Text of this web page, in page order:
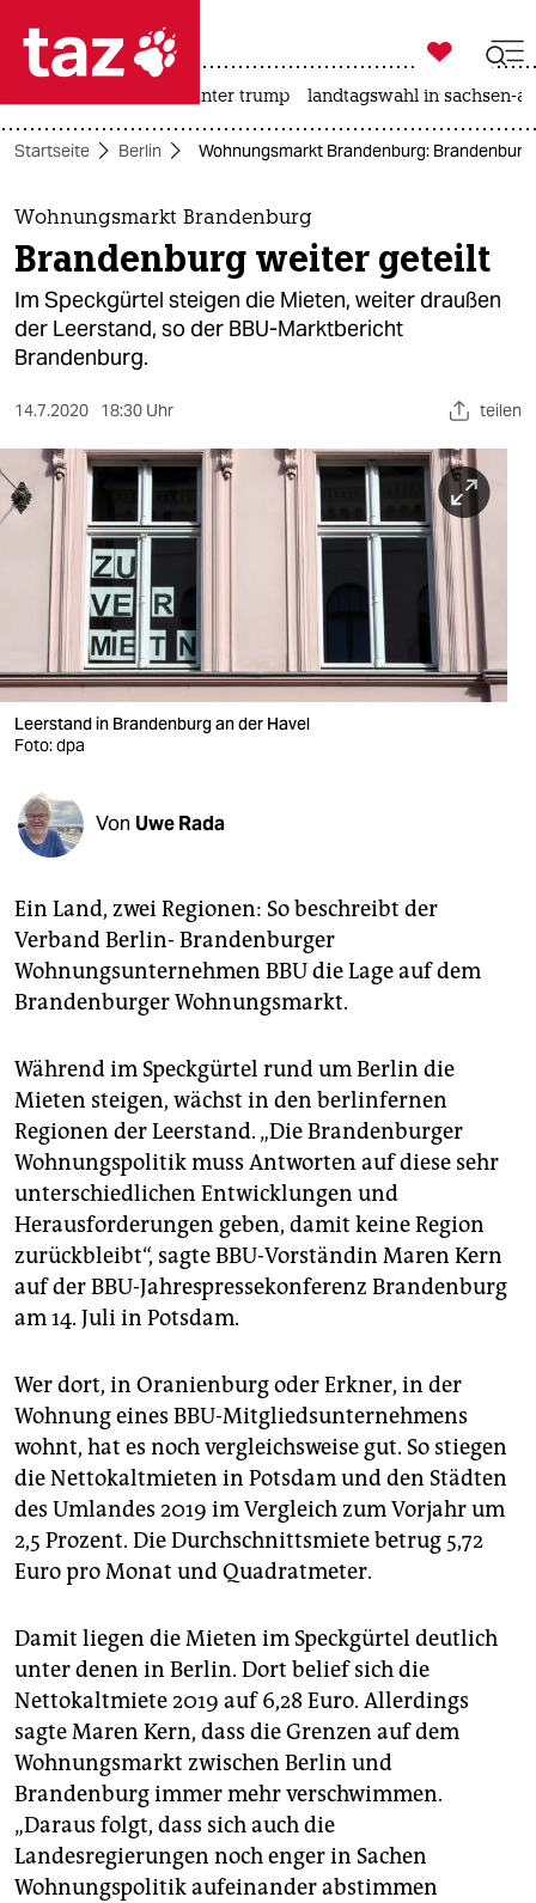
 taz zahl ich
taz zahl ich
themen
politik
öko
gesellschaft
sport
berlin
nord
wahrheit
verlag
verlag
veranstaltungen
shop
unterstützen
abo
epaper login

taz zahl ich
usa unter trump landtagswahl in sachsen-
Startseite Berlin Wohnungsmarkt Brandenburg:
Wohnungsmarkt Brandenburg
Brandenburg weiter geteilt
Im Speckgürtel steigen die Mieten, weiter draußen
der Leerstand, so der BBU-Marktbericht
Brandenburg.
14.7.2020 18:30 Uhr teilen
Leerstand in Brandenburg an der Havel
Foto: dpa
Von Uwe Rada
Ein Land, zwei Regionen: So beschreibt der
Verband Berlin- Brandenburger
Wohnungsunternehmen BBU die Lage auf dem
Brandenburger Wohnungsmarkt.
Während im Speckgürtel rund um Berlin die
Mieten steigen, wächst in den berlinfernen
Regionen der Leerstand. „Die Brandenburger
Wohnungspolitik muss Antworten auf diese sehr
unterschiedlichen Entwicklungen und
Herausforderungen geben, damit keine Region
zurückbleibt“, sagte BBU-Vorständin Maren Kern
auf der BBU-Jahrespressekonferenz Brandenburg
am 14. Juli in Potsdam.
Wer dort, in Oranienburg oder Erkner, in der
Wohnung eines BBU-Mitgliedsunternehmens
wohnt, hat es noch vergleichsweise gut. So stiegen
die Nettokaltmieten in Potsdam und den Städten
des Umlandes 2019 im Vergleich zum Vorjahr um
2,5 Prozent. Die Durchschnittsmiete betrug 5,72
Euro pro Monat und Quadratmeter.
Damit liegen die Mieten im Speckgürtel deutlich
unter denen in Berlin. Dort belief sich die
Nettokaltmiete 2019 auf 6,28 Euro. Allerdings
sagte Maren Kern, dass die Grenzen auf dem
Wohnungsmarkt zwischen Berlin und
Brandenburg immer mehr verschwimmen.
„Daraus folgt, dass sich auch die
Landesregierungen noch enger in Sachen
Wohnungspolitik aufeinander abstimmen